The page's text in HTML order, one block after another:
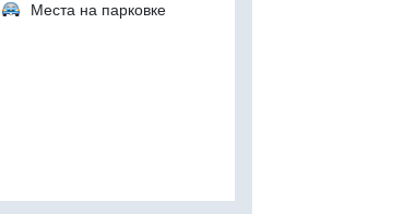
Места на парковке